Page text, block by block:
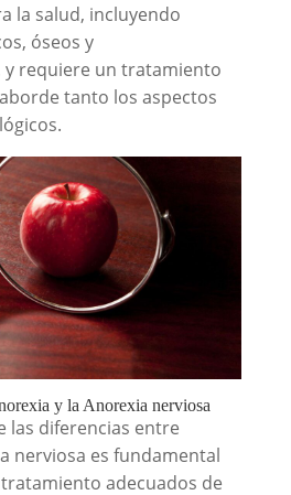
la salud, incluyendo
óseos y
requiere un tratamiento
tanto los aspectos
y la Anorexia nerviosa
las diferencias entre
nerviosa es fundamental
adecuados de